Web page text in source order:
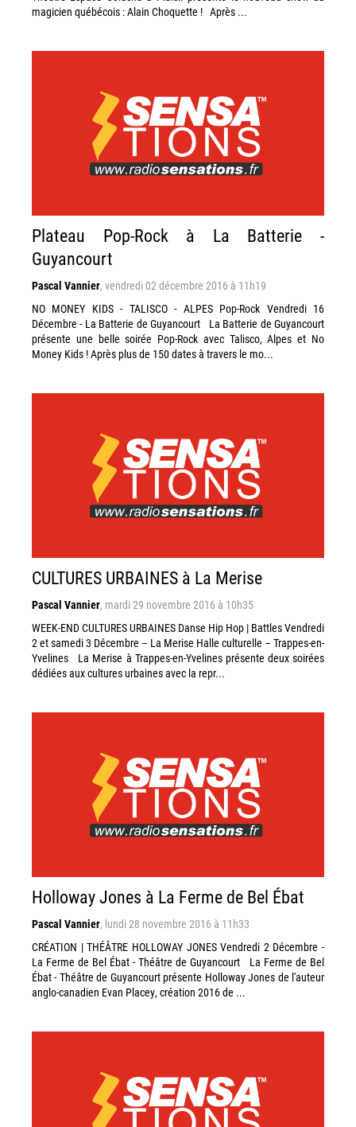
magicien québécois : Alain Choquette ! Après ...
Plateau Pop-Rock à La Batterie -
Guyancourt
Pascal Vannier, vendredi 02 décembre 2016 à 11h19
NO MONEY KIDS - TALISCO - ALPES Pop-Rock Vendredi 16
Décembre - La Batterie de Guyancourt La Batterie de Guyancourt
présente une belle soirée Pop-Rock avec Talisco, Alpes et No
Money Kids ! Après plus de 150 dates à travers le mo...
CULTURES URBAINES à La Merise
Pascal Vannier, mardi 29 novembre 2016 à 10h35
WEEK-END CULTURES URBAINES Danse Hip Hop | Battles Vendredi
2 et samedi 3 Décembre – La Merise Halle culturelle – Trappes-en-
Yvelines La Merise à Trappes-en-Yvelines présente deux soirées
dédiées aux cultures urbaines avec la repr...
Holloway Jones à La Ferme de Bel Ébat
Pascal Vannier, lundi 28 novembre 2016 à 11h33
CRÉATION | THÉÂTRE HOLLOWAY JONES Vendredi 2 Décembre -
La Ferme de Bel Ébat - Théâtre de Guyancourt La Ferme de Bel
Ébat - Théâtre de Guyancourt présente Holloway Jones de l'auteur
anglo-canadien Evan Placey, création 2016 de ...